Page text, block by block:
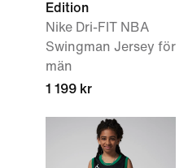
Edition
Nike Dri-FIT NBA
Swingman Jersey för
män
1 199 kr